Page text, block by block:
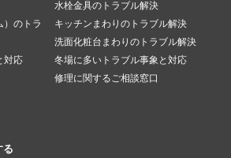
水栓金具のトラブル解決
）のトラ
キッチンまわりのトラブル解決
洗面化粧台まわりのトラブル解決
対応
冬場に多いトラブル事象と対応
修理に関するご相談窓口
る